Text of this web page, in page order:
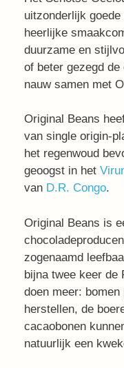
uitzonderlijk
heerlijke
duurzame en
of beter gezegd
nauw samen met
Original Beans
van single origin-
het regenwoud
geoogst in het
van D.R. Congo.
Original Beans is
zogenaamd
bijna twee keer de
doen meer:
herstellen, de
cacaobonen
natuurlijk een